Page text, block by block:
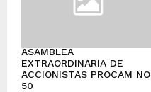
ASAMBLEA
EXTRAORDINARIA DE
ACCIONISTAS PROCAM NO
50